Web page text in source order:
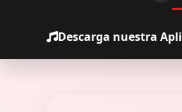
Descarga nuestra